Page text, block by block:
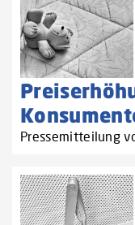
Pressemitteilung